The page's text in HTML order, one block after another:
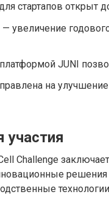
стартапов открыт
увеличение
JUNI
на
участия
Challenge